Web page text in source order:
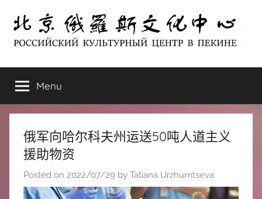
content
北
京
俄
罗
斯
ЦЕНТР
В
ПЕКИНЕ
Menu
俄军向哈尔科夫州运送50吨人道主义
援助物资
Posted on 2022/07/29 by Tatiana Urzhumtseva